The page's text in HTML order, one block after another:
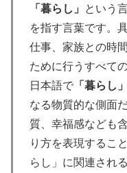
「暮らし」
という
を指す言葉です。
仕事、家族との時
ために行うすべて
日本語で 「暮らし」
なる物質的な側面
質、幸福感なども
り方を表現するこ
らし」に関連され